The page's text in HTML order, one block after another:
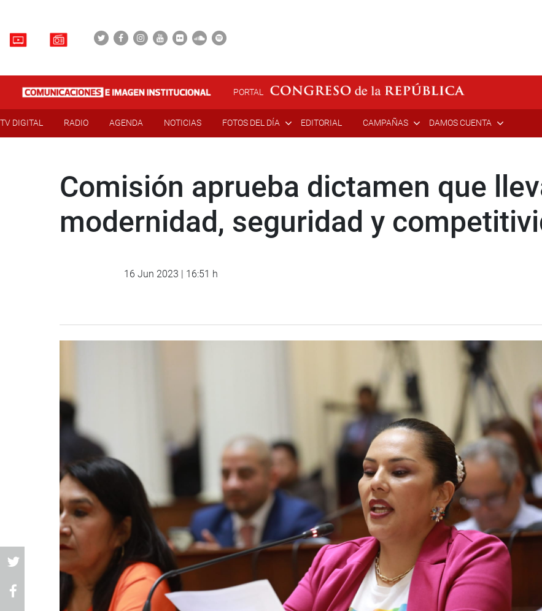
PORTAL
TV DIGITAL RADIO AGENDA NOTICIAS FOTOS DEL DÍA EDITORIAL CAMPAÑAS DAMOS CUENTA
Comisión aprueba dictamen que
modernidad, seguridad y
16 Jun 2023 | 16:51 h